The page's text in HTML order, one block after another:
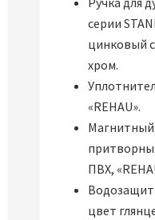
серии
цинковый
хром.
«REHAU».
Магнитный
ПВХ,
цвет